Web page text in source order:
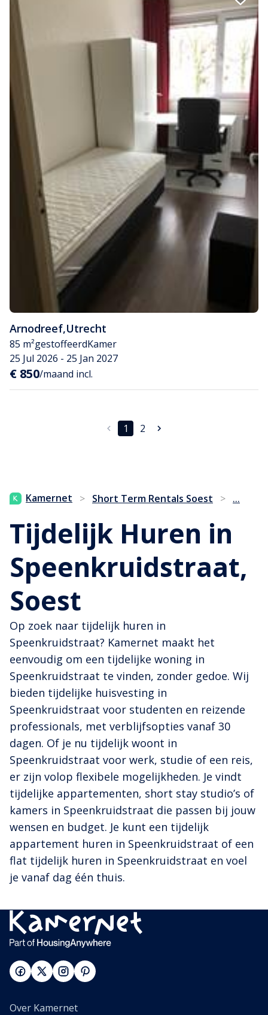
Arnodreef,Utrecht
85 m²gestoffeerdKamer
25 Jul 2026 - 25 Jan 2027
€ 850/maand incl.
1 2
Kamernet > Short Term Rentals Soest > ...
Tijdelijk Huren in
Speenkruidstraat,
Soest
Op zoek naar tijdelijk huren in
Speenkruidstraat? Kamernet maakt het
eenvoudig om een tijdelijke woning in
Speenkruidstraat te vinden, zonder gedoe. Wij
bieden tijdelijke huisvesting in
Speenkruidstraat voor studenten en reizende
professionals, met verblijfsopties vanaf 30
dagen. Of je nu tijdelijk woont in
Speenkruidstraat voor werk, studie of een reis,
er zijn volop flexibele mogelijkheden. Je vindt
tijdelijke appartementen, short stay studio’s of
kamers in Speenkruidstraat die passen bij jouw
wensen en budget. Je kunt een tijdelijk
appartement huren in Speenkruidstraat of een
flat tijdelijk huren in Speenkruidstraat en voel
je vanaf dag één thuis.
Over Kamernet